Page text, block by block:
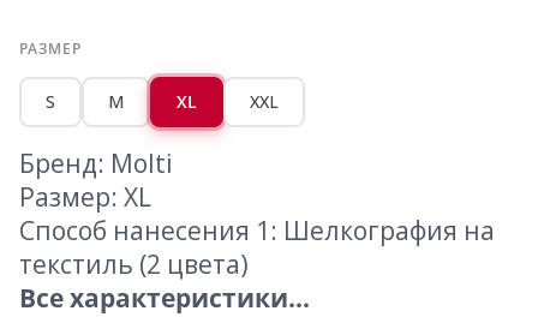
РАЗМЕР
S M XL XXL
Бренд: Molti
Размер: XL
Способ нанесения 1: Шелкография на
текстиль (2 цвета)
Все характеристики...